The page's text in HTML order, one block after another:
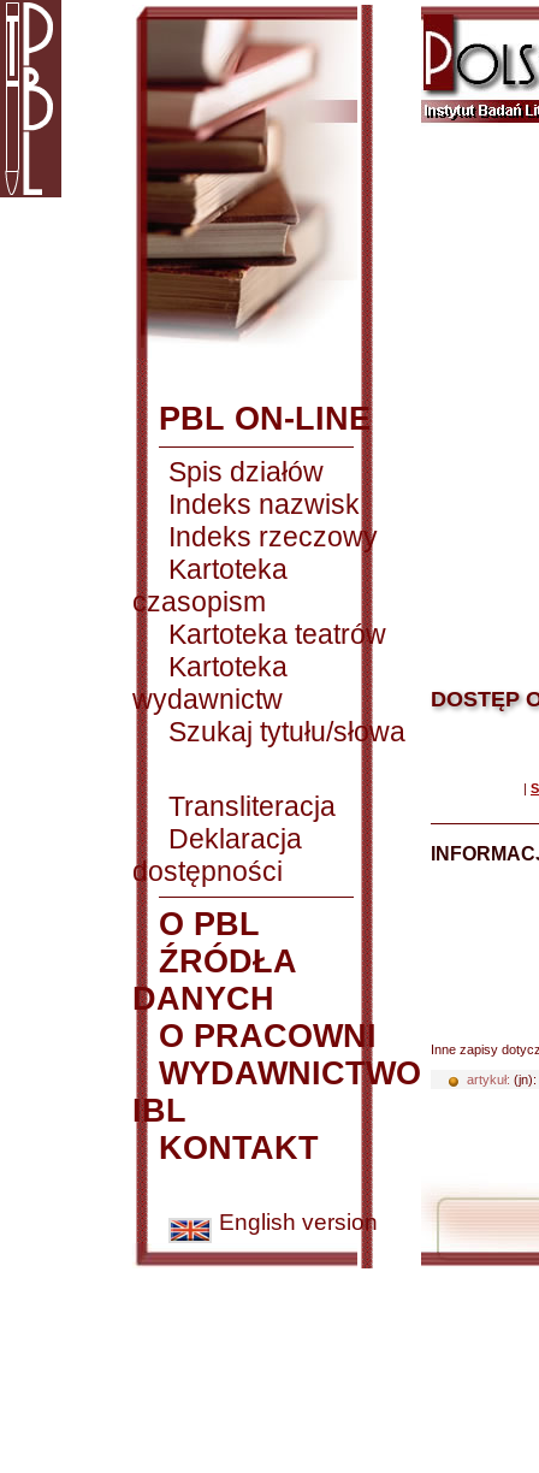
PBL ON-LINE
Spis działów
Indeks nazwisk
Indeks rzeczowy
Kartoteka
czasopism
Kartoteka teatrów
Kartoteka
wydawnictw
Szukaj tytułu/słowa
Transliteracja
Deklaracja
dostępności
O PBL
ŹRÓDŁA
DANYCH
O PRACOWNI
WYDAWNICTWO
IBL
KONTAKT
English version
DOSTĘP
|
Inne zapisy
artykuł: (jn):